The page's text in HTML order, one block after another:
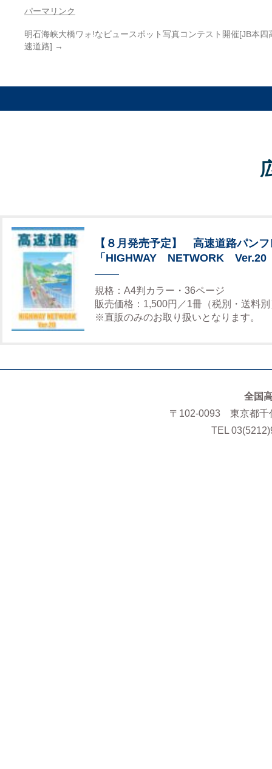
パーマリンク
明石海峡大橋ワォ!なビュースポット写真コンテスト開催[JB本四
速道路] →
【８月発売予定】 高速道路パンフ
「HIGHWAY NETWORK Ver.20
規格：A4判カラー・36ページ
販売価格：1,500円／1冊（税別・送料別
※直販のみのお取り扱いとなります。
全国
〒102-0093 東京都千
TEL